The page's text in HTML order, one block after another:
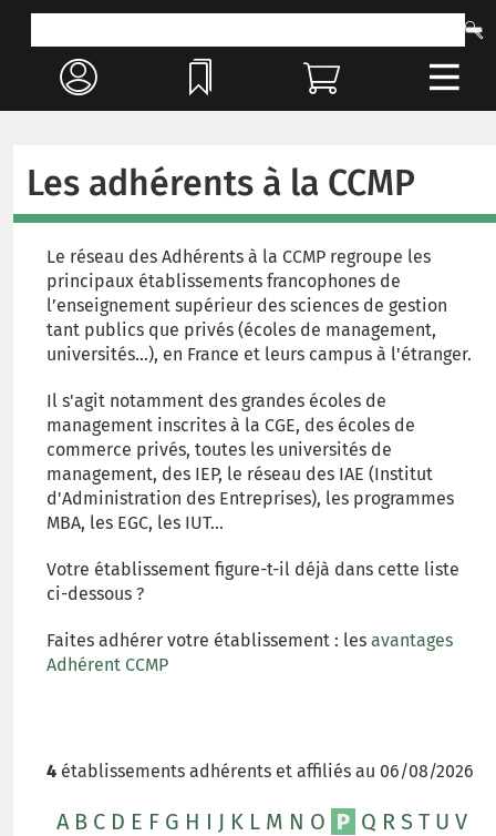
Les adhérents à la CCMP
Le réseau des Adhérents à la CCMP regroupe les
principaux établissements francophones de
l’enseignement supérieur des sciences de gestion
tant publics que privés (écoles de management,
universités…), en France et leurs campus à l'étranger.
Il s'agit notamment des grandes écoles de
management inscrites à la CGE, des écoles de
commerce privés, toutes les universités de
management, des IEP, le réseau des IAE (Institut
d'Administration des Entreprises), les programmes
MBA, les EGC, les IUT...
Votre établissement figure-t-il déjà dans cette liste
ci-dessous ?
Faites adhérer votre établissement : les avantages
Adhérent CCMP
4 établissements adhérents et affiliés au 06/08/2026
A B C D E F G H I J K L M N O P Q R S T U V